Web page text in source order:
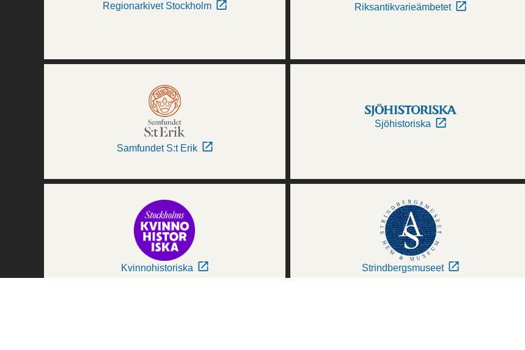
Regionarkivet Stockholm Riksantikvarieämbetet
Samfundet S:t Erik
Sjöhistoriska
Kvinnohistoriska Strindbergsmuseet